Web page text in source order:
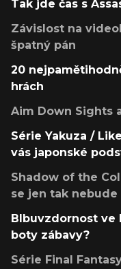
Tak jde čas s
Závislost na
špatný pán
20
hrách
Aim Down Sights
Série Yakuza /
vás japonské
Shadow of the
se jen tak nebude
Blbuvzdornost ve
boty zábavy?
Série Final